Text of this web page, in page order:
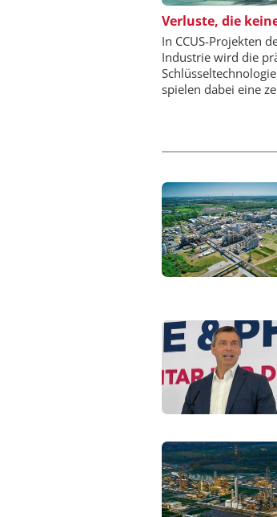
Verluste, die
In CCUS-Projekten
Industrie wird die
spielen dabei eine
DIPL.-ING.